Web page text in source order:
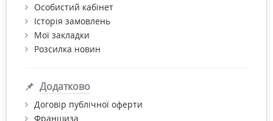
Особистий кабінет
Історія замовлень
Мої закладки
Розсилка новин
Додатково
Договір публічної оферти
Франшиза